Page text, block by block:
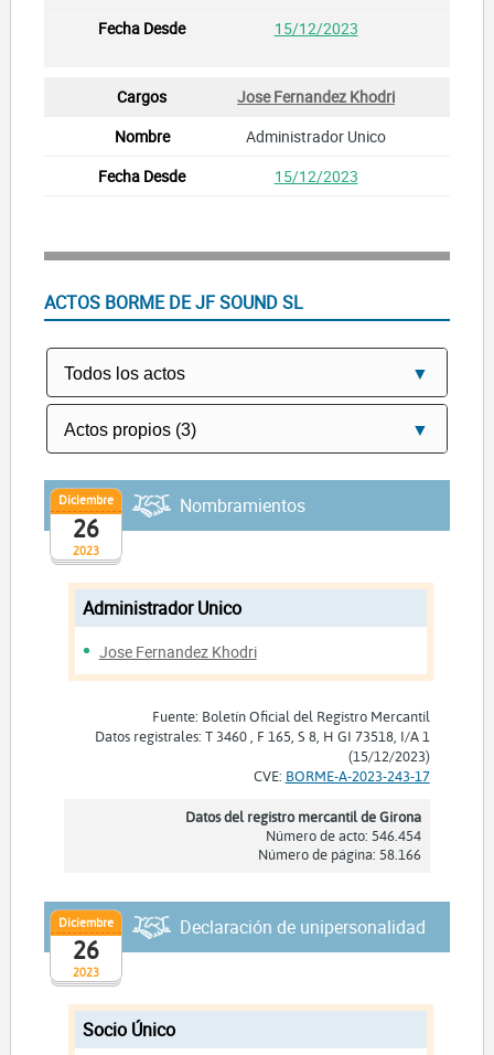
15/12/2023
Jose Fernandez Khodri
Administrador Unico
15/12/2023
ACTOS BORME DE JF SOUND SL
2023
Diciembre
26
Nombramientos
Administrador Unico
Jose Fernandez Khodri
Fuente: Boletín Oficial del Registro Mercantil
Datos registrales: T 3460 , F 165, S 8, H GI 73518, I/A 1
(15/12/2023)
CVE: BORME-A-2023-243-17
Datos del registro mercantil de Girona
Número de acto: 546.454
Número de página: 58.166
2023
Diciembre
26
Declaración de unipersonalidad
Socio Único